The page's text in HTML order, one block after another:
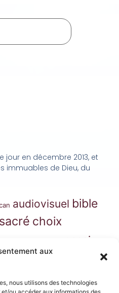
aux
nous utilisons des technologies
jour en décembre 2013, et
immuables de Dieu, du
audiovisuel bible
choix
essai
marie